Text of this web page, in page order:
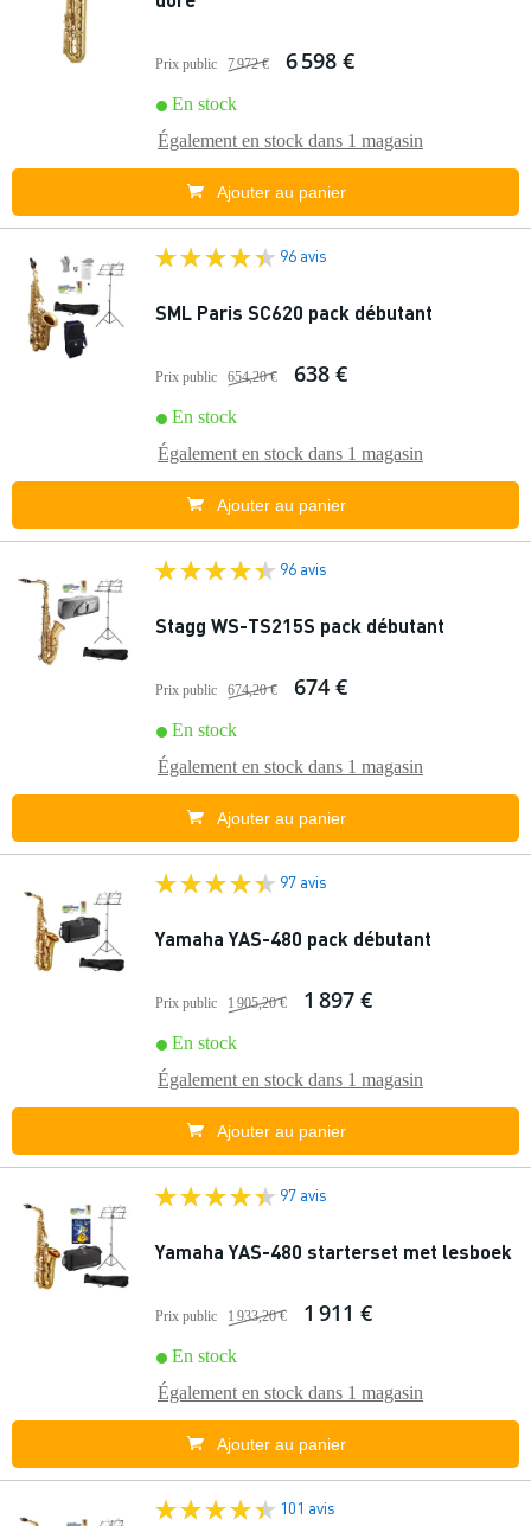
Prix public 7 972 € 6 598 €
En stock
Également en stock dans 1 magasin
Ajouter au panier
96 avis
SML Paris SC620 pack débutant
Prix public 654,20 € 638 €
En stock
Également en stock dans 1 magasin
Ajouter au panier
96 avis
Stagg WS-TS215S pack débutant
Prix public 674,20 € 674 €
En stock
Également en stock dans 1 magasin
Ajouter au panier
97 avis
Yamaha YAS-480 pack débutant
Prix public 1 905,20 € 1 897 €
En stock
Également en stock dans 1 magasin
Ajouter au panier
97 avis
Yamaha YAS-480 starterset met lesboek
Prix public 1 933,20 € 1 911 €
En stock
Également en stock dans 1 magasin
Ajouter au panier
101 avis